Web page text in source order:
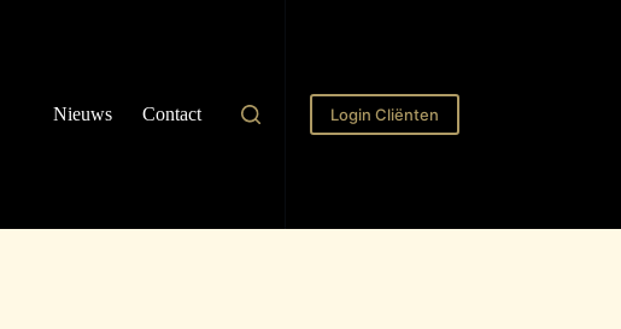
Nieuws Contact Login Cliënten